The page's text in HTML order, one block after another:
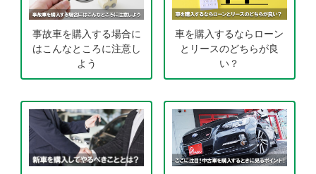
事故車を購入する場合に
はこんなところに注意し
よう
車を購入するならローン
とリースのどちらが良
い？